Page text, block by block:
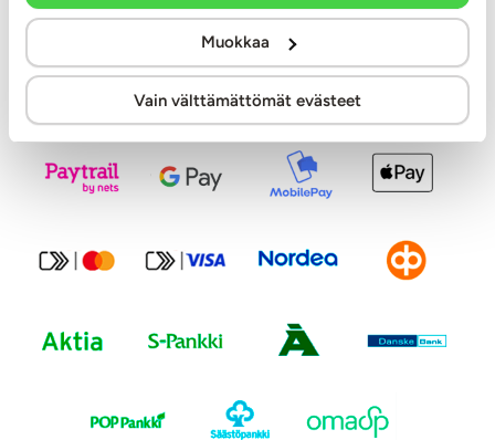
Muokkaa
Vain välttämättömät evästeet
Tilaa uutiskirje
Modernit maksutavat